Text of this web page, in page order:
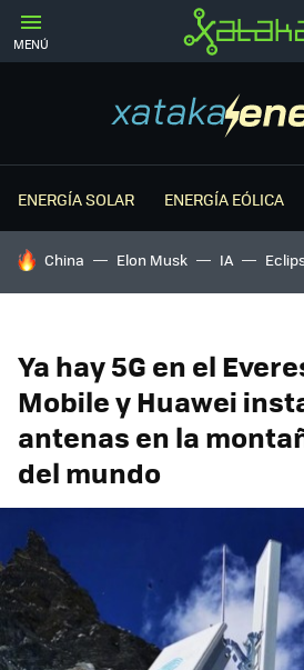
MENÚ
ENERGÍA SOLAR ENERGÍA EÓLICA
HOY SE HABLA DE
China Elon Musk IA
Ya hay 5G en el
Mobile y Huawei
antenas en la
del mundo